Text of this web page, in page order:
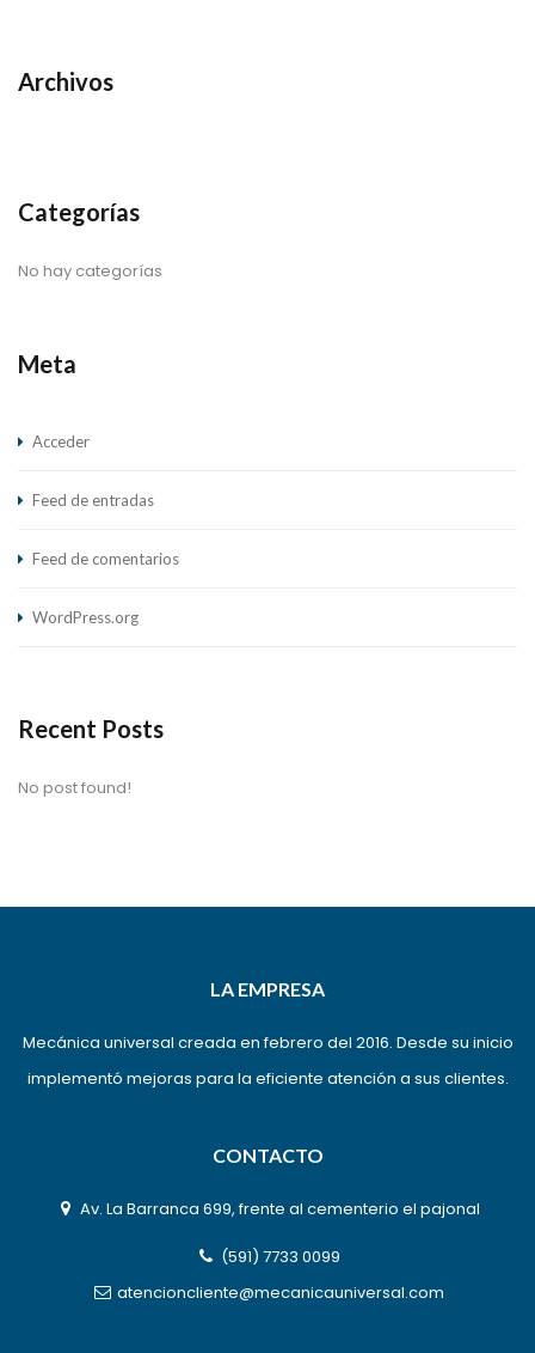
Archivos
Categorías
No hay categorías
Meta
Acceder
Feed de entradas
Feed de comentarios
WordPress.org
Recent Posts
No post found!
LA EMPRESA
Mecánica universal creada en febrero del 2016. Desde su inicio
implementó mejoras para la eficiente atención a sus clientes.
CONTACTO
Av. La Barranca 699, frente al cementerio el pajonal
(591) 7733 0099
atencioncliente@mecanicauniversal.com